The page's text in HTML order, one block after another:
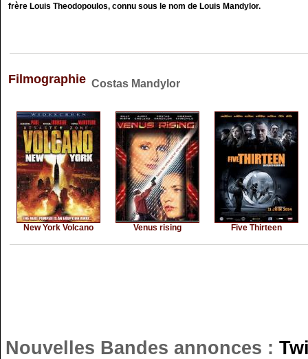
frère Louis Theodopoulos, connu sous le nom de Louis Mandylor.
Filmographie Costas Mandylor
New York Volcano Venus rising Five Thirteen
Nouvelles Bandes annonces :